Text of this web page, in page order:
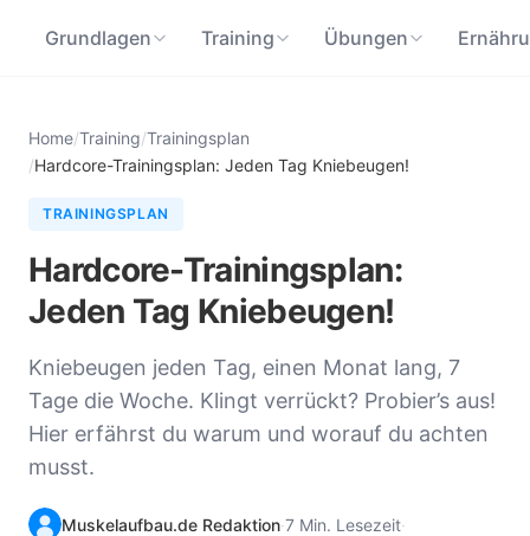
Grundlagen Training Übungen
Home/Training/Trainingsplan
/Hardcore-Trainingsplan: Jeden Tag Kniebeugen!
TRAININGSPLAN
Hardcore-Trainingsplan:
Jeden Tag Kniebeugen!
Kniebeugen jeden Tag, einen Monat lang, 7
Tage die Woche. Klingt verrückt? Probier’s aus!
Hier erfährst du warum und worauf du achten
musst.
Muskelaufbau.de Redaktion·7 Min. Lesezeit·